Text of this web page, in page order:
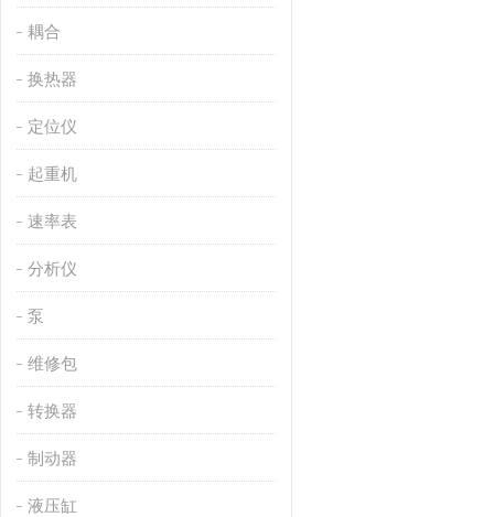
耦合
换热器
定位仪
起重机
速率表
分析仪
泵
维修包
转换器
制动器
液压缸